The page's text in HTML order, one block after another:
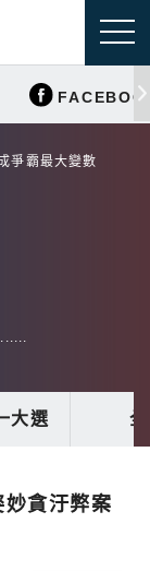
爭霸最大變數
大選
妙貪汙弊案